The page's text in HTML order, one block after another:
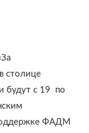
столице
будут с 19 по
ФАДМ